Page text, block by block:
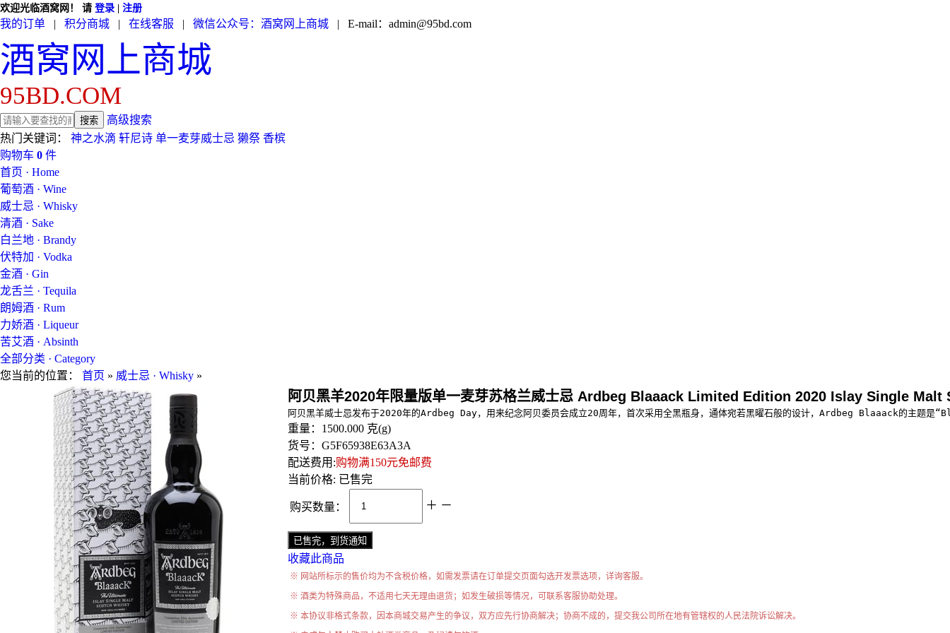
欢迎光临酒窝网！ 请 登录 注册
我的订单 | 积分商城 | 在线客服 | 微信公众号：酒窝网上商城 | E-mail：admin@95bd.com
酒窝网上商城
95BD.COM
高级搜索
热门关键词： 神之水滴 轩尼诗 单一麦芽威士忌 獭祭 香槟
购物车 0 件
首页 · Home
葡萄酒 · Wine
威士忌 · Whisky
清酒 · Sake
白兰地 · Brandy
伏特加 · Vodka
金酒 · Gin
龙舌兰 · Tequila
朗姆酒 · Rum
力娇酒 · Liqueur
苦艾酒 · Absinth
全部分类 · Category
您当前的位置： 首页 » 威士忌 · Whisky »
阿贝黑羊2020年限量版单一麦芽苏格兰威士忌 Ardbeg Blaaack Limited Edition 2020 Islay Single
阿贝黑羊威士忌发布于2020年的Ardbeg Day，用来纪念阿贝委员会成立20周年，首次采用全黑瓶身，通体宛若黑曜石般的设计，Ardbeg Blaaack的主
重量： 1500.000 克(g)
货号： G5F65938E63A3A
配送费用:购物满150元免邮费
当前价格: 已售完
购买数量： ＋ －
收藏此商品
※ 网站所标示的售价均为不含税价格，如需发票请在订单提交页面勾选开发票选项，详询客服。
※ 酒类为特殊商品，不适用七天无理由退货；如发生破损等情况，可联系客服协助处理。
※ 本协议非格式条款，因本商城交易产生的争议，双方应先行协商解决；协商不成的，提交我公司所在地有管辖权的人民法院诉讼解决。